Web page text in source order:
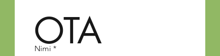
OTA
Nimi